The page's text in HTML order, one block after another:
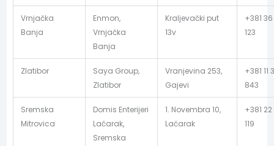
Vrnjačka
Banja
Enmon,
Vrnjačka
Banja
Kraljevački put
13v
+381
123
Zlatibor
Saya Group,
Zlatibor
Vranjevina 253,
Gajevi
+381 11
843
Sremska
Mitrovica
Domis Enterijeri
Laćarak,
Sremska
1. Novembra 10,
Laćarak
+381 22
119